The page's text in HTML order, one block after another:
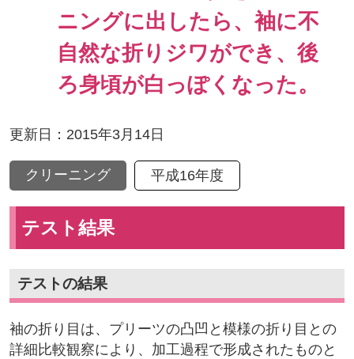
ニングに出したら、袖に不
自然な折りジワができ、後
ろ身頃が白っぽくなった。
更新日：2015年3月14日
クリーニング 平成16年度
テスト結果
テストの結果
袖の折り目は、プリーツの凸凹と模様の折り目との
詳細比較観察により、加工過程で形成されたものと